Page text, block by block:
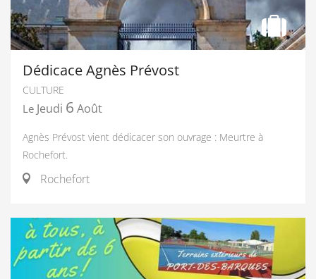
Dédicace Agnès Prévost
CULTURE
Le Jeudi 6 Août
Agnès Prévost vient dédicacer son ouvrage : Meurtre à
Rochefort.
Rochefort